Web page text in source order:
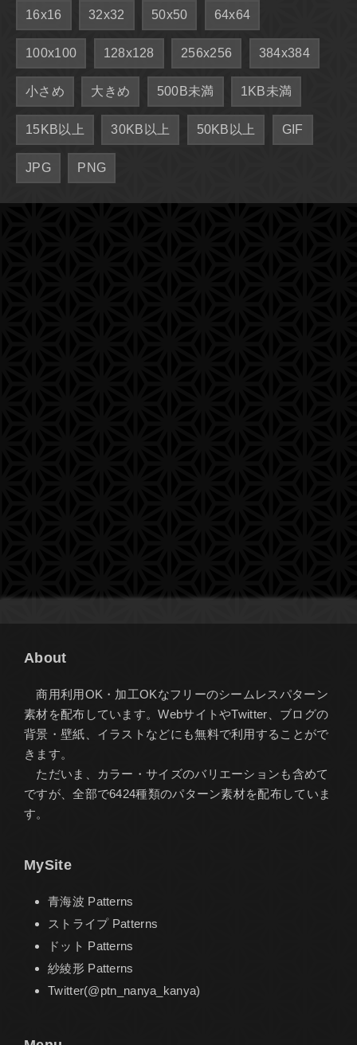
16x16 32x32 50x50 64x64
100x100 128x128 256x256 384x384
小さめ 大きめ 500B未満 1KB未満
15KB以上 30KB以上 50KB以上 GIF
JPG PNG
About
商用利用OK・加工OKなフリーのシームレスパターン
素材を配布しています。WebサイトやTwitter、ブログの
背景・壁紙、イラストなどにも無料で利用することがで
きます。
ただいま、カラー・サイズのバリエーションも含めて
ですが、全部で6424種類のパターン素材を配布していま
す。
MySite
青海波 Patterns
ストライプ Patterns
ドット Patterns
紗綾形 Patterns
Twitter(@ptn_nanya_kanya)